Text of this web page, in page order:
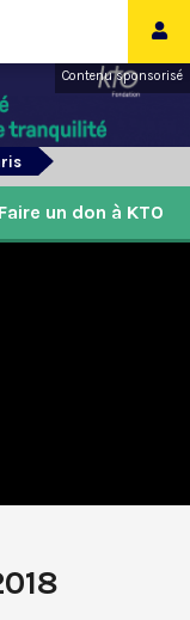
Contenu sponsorisé
Faire un don à KTO